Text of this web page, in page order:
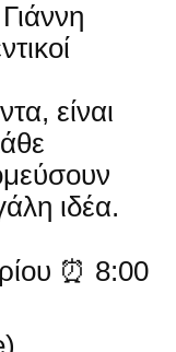
είναι
ιδέα.
⏰ 8:00